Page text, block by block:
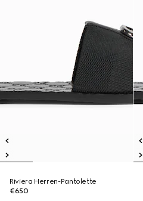
Riviera Herren-Pantolette
€650